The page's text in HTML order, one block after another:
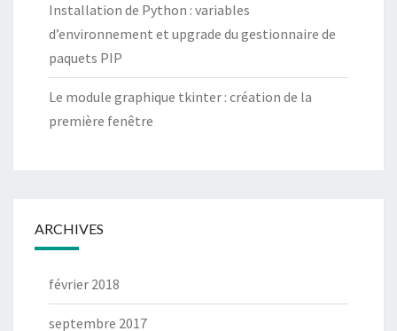
Installation de Python : variables
d’environnement et upgrade du gestionnaire de
paquets PIP
Le module graphique tkinter : création de la
première fenêtre
ARCHIVES
février 2018
septembre 2017